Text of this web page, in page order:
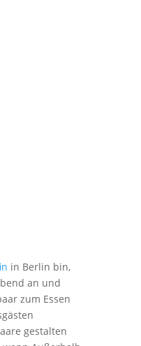
in Berlin bin,
an und
zum Essen
gestalten